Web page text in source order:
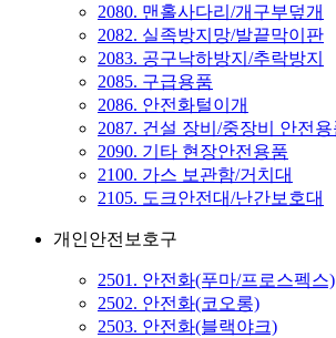
2080. 맨홀사다리/개구부덮개
2082. 실족방지망/발끝막이판
2083. 공구낙하방지/추락방지
2085. 구급용품
2086. 안전화털이개
2087. 건설 장비/중장비 안전용
2090. 기타 현장안전용품
2100. 가스 보관함/거치대
2105. 도크안전대/난간보호대
개인안전보호구
2501. 안전화(푸마/프로스펙스)
2502. 안전화(코오롱)
2503. 안전화(블랙야크)